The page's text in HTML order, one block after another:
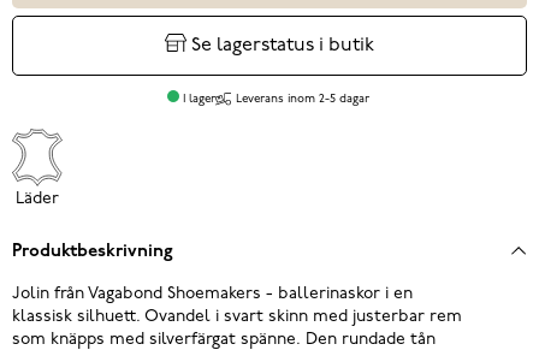
Se lagerstatus i butik
I lager Leverans inom 2-5 dagar
Läder
Produktbeskrivning
Jolin från Vagabond Shoemakers - ballerinaskor i en
klassisk silhuett. Ovandel i svart skinn med justerbar rem
som knäpps med silverfärgat spänne. Den rundade tån